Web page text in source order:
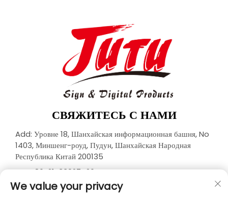
СВЯЖИТЕСЬ С НАМИ
Add: Уровне 18, Шанхайская информационная башня, No
1403, Миншенг-роуд, Пудун, Шанхайская Народная
Республика Китай 200135
Тел.:+86-21-33927426
Эл. почта:[email protected]
We value your privacy